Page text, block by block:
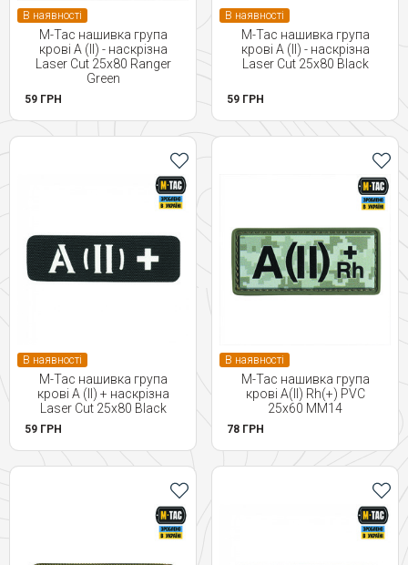
В наявності
M-Tac нашивка група
крові A (II) - наскрізна
Laser Cut 25х80 Ranger
Green
59 ГРН
В наявності
M-Tac нашивка група
крові A (II) - наскрізна
Laser Cut 25х80 Black
59 ГРН
В наявності
M-Tac нашивка група
крові A (II) + наскрізна
Laser Cut 25х80 Black
59 ГРН
В наявності
M-Tac нашивка група
крові A(II) Rh(+) PVC
25х60 MM14
78 ГРН